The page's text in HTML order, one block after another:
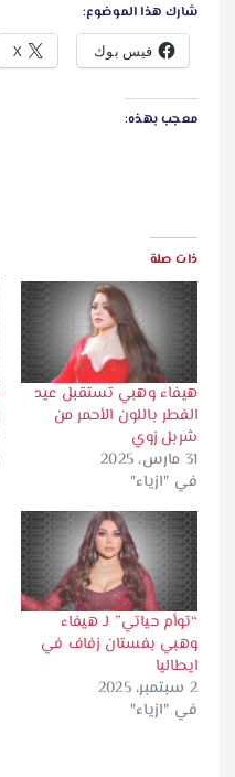
شارك هذا الموضوع:
فيس بوك X
معجب بهذه:
ذات صلة
هيفاء وهبي تستقبل عيد
الفطر باللون الأحمر من
شربل زوي
31 مارس، 2025
في "ازياء"
“توأم حياتي” لـ هيفاء
وهبي بفستان زفاف في
ايطاليا
2 سبتمبر، 2025
في "ازياء"